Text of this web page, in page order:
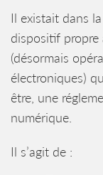
Il existait dans
dispositif propre
(désormais
électroniques)
être, une
numérique.
Il s’agit de :